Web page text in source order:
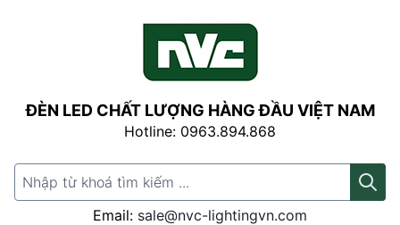
ĐÈN LED CHẤT LƯỢNG HÀNG ĐẦU VIỆT NAM
Hotline: 0963.894.868
Search for:
Email: sale@nvc-lightingvn.com